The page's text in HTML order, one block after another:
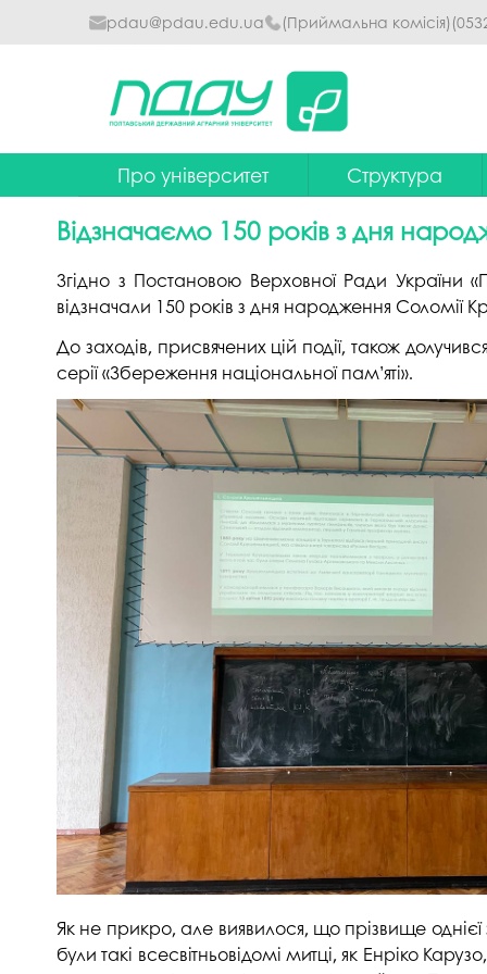
pdau@pdau.edu.ua (Приймальна комісія)
Про університет
Досягнення
Сталий розвиток
Політики університету
Історія
Гімн ПДАУ
Музеї ПДАУ
Профспілка
Асоціація випускників
3D тур по університету
Наші контакти
Публічна інформація
Антикорупційна діяльність
Меморіал пам'яті
Структура
Вчена рада
Факультети та
Кафедри
Коледжі
Бібліотека
Відділ маркетингу
Центр
4.0
Психологічна
Омбудсмен
освітнього
Студентське
Навчально-
Дорадча служба
Відзначаємо 150 років з дня
Згідно з Постановою Верховної Ради України
відзначали 150 років з дня народження Соломії
До заходів, присвячених цій події, також
серії «Збереження національної пам’яті».
Як не прикро, але виявилося, що прізвище
були такі всесвітньовідомі митці, як Енріко